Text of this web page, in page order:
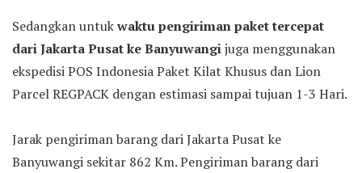
Sedangkan untukwaktu pengiriman paket tercepat
dari Jakarta Pusat ke Banyuwangijuga menggunakan
ekspedisi POS Indonesia Paket Kilat Khusus dan Lion
Parcel REGPACK dengan estimasi sampai tujuan 1-3 Hari.
Jarak pengiriman barang dari Jakarta Pusat ke
Banyuwangi sekitar 862 Km. Pengiriman barang dari